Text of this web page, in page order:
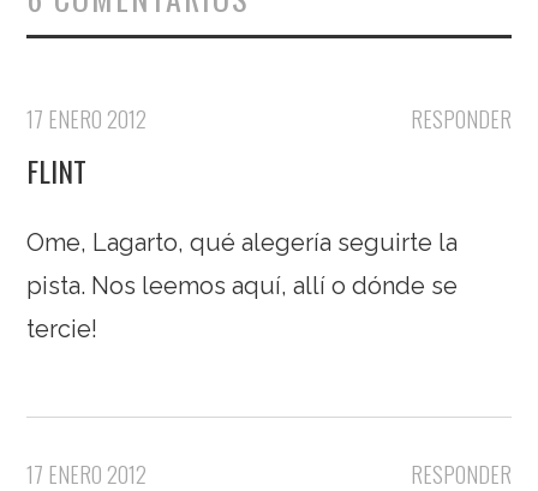
RESPONDER
17 ENERO 2012
FLINT
Ome, Lagarto, qué alegería seguirte la
pista. Nos leemos aquí, allí o dónde se
tercie!
RESPONDER
17 ENERO 2012